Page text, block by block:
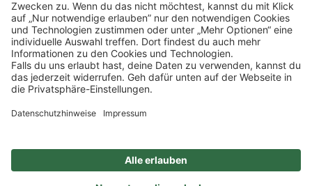
Klickehier, um alle offenen Jobs zu sehen.
Impressum Datenschutz
Privatsphäre-Einstellungen
FAQ
Veranstaltungen
Sitemap